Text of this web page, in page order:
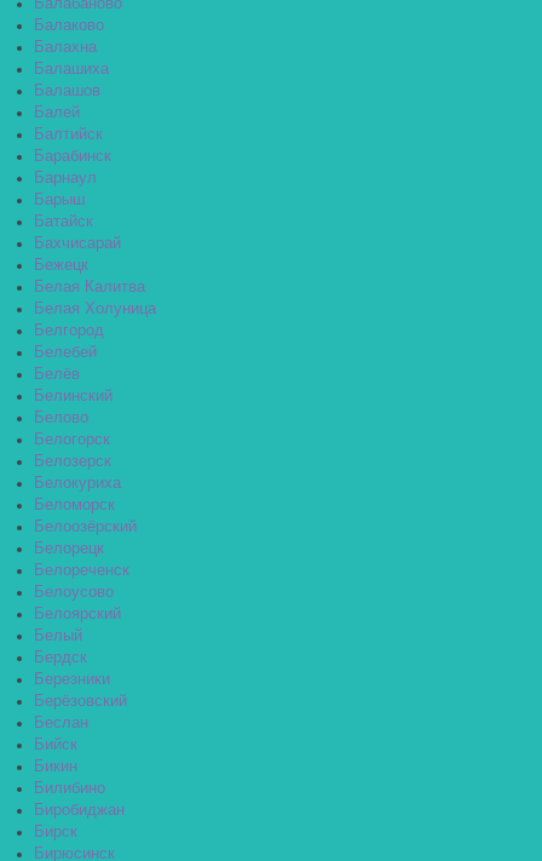
Балабаново
Балаково
Балахна
Балашиха
Балашов
Балей
Балтийск
Барабинск
Барнаул
Барыш
Батайск
Бахчисарай
Бежецк
Белая Калитва
Белая Холуница
Белгород
Белебей
Белёв
Белинский
Белово
Белогорск
Белозерск
Белокуриха
Беломорск
Белоозёрский
Белорецк
Белореченск
Белоусово
Белоярский
Белый
Бердск
Березники
Берёзовский
Беслан
Бийск
Бикин
Билибино
Биробиджан
Бирск
Бирюсинск